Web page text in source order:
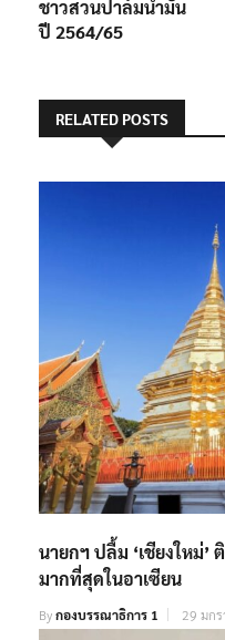
ชาวสวนปาล์มน้ำมัน
ปี 2564/65
RELATED POSTS
นายกฯ ปลื้ม ‘เชียงใหม่
มากที่สุดในอาเซียน
Byกองบรรณาธิการ 1 29 มก